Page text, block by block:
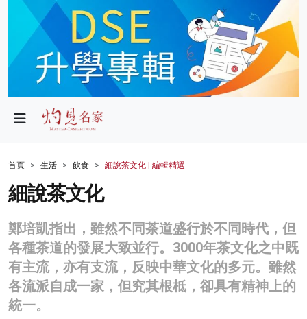
政局
財經
生活
商業
科技
首頁 生活 飲食 細說茶文化 | 編輯精選
細說茶文化
鄭培凱指出，雖然不同茶道盛行於不同時代，但
各種茶道的發展大致並行。3000年茶文化之中既
有主流，亦有支流，反映中華文化的多元。雖然
各流派自成一家，但究其根柢，卻具有精神上的
統一。